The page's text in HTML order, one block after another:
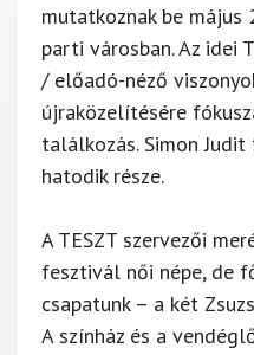
mutatkoznak be május
parti városban. Az idei
/ előadó-néző
újraközelítésére
találkozás. Simon
hatodik része.
A TESZT szervezői
fesztivál női népe, de
csapatunk – a két
A színház és a